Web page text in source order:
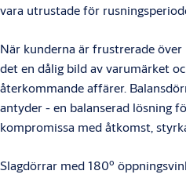
vara utrustade för
När kunderna är frustrerade
det en dålig bild av varumärket
återkommande affärer.
antyder - en balanserad lösning
kompromissa med åtkomst,
Slagdörrar med 180º